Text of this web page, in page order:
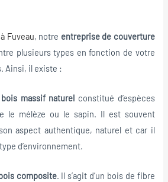
Fuveau, notre entreprise de couverture
plusieurs types en fonction de votre
Ainsi, il existe :
massif naturel constitué d’espèces
le mélèze ou le sapin. Il est souvent
aspect authentique, naturel et car il
d’environnement.
composite. Il s’agit d’un bois de fibre